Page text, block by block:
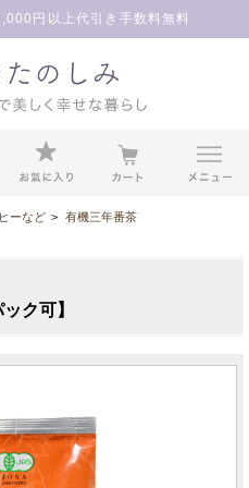
円以上代引き手数料無料
ーなど > 有機三年番茶
ク可】